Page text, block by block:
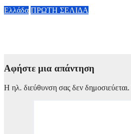
Ελλάδα ΠΡΩΤΗ ΣΕΛΙΔΑ
Αφήστε μια απάντηση
Η ηλ. διεύθυνση σας δεν δημοσιεύεται.